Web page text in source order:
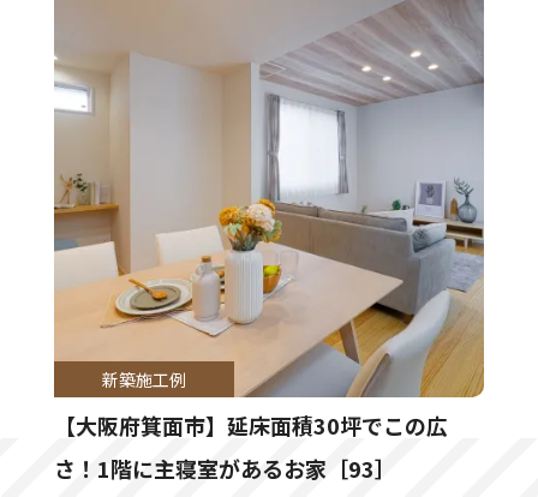
新築施工例
【大阪府箕面市】延床面積30坪でこの広
さ！1階に主寝室があるお家［93］